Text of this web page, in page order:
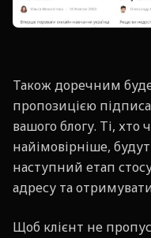
Також доречним
пропозицією
вашого блогу. Ті,
найімовірніше,
наступний етап
адресу та
Щоб клієнт не